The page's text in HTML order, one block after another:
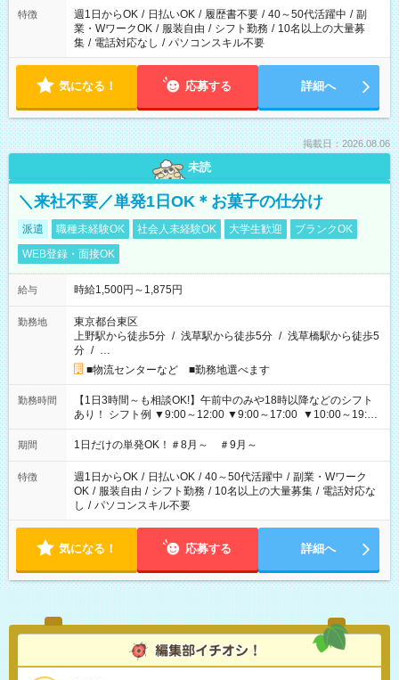
特徴 週1日からOK / 日払いOK / 履歴書不要 / 40～50代活躍中 / 副
業・WワークOK / 服装自由 / シフト勤務 / 10名以上の大量募
集 / 電話対応なし / パソコンスキル不要
気になる！ 応募する 詳細へ
掲載日：2026.08.06
未読
＼来社不要／単発1日OK＊お菓子の仕分け
派遣 職種未経験OK 社会人未経験OK 大学生歓迎
ブランクOK
WEB登録・面接OK
給与 時給1,500円～1,875円
勤務地
東京都台東区
上野駅から徒歩5分 / 浅草駅から徒歩5分 / 浅草橋駅から徒歩5
分 / …
■物流センターなど ■勤務地選べます
勤務時間
【1日3時間～も相談OK!】午前中のみや18時以降などのシフト
あり！ シフト例 ▼9:00～12:00 ▼9:00～17:00 ▼10:00～19:00
▼18:00～21:00
期間 1日だけの単発OK！＃8月～ ＃9月～
特徴 週1日からOK / 日払いOK / 40～50代活躍中 / 副業・Wワーク
OK / 服装自由 / シフト勤務 / 10名以上の大量募集 / 電話対応な
し / パソコンスキル不要
気になる！ 応募する 詳細へ